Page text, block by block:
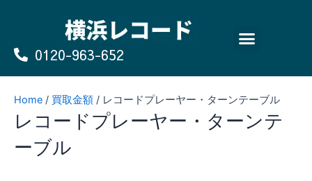
0120-963-652
Home / 買取金額 / レコードプレーヤー・ターンテーブル
レコードプレーヤー・ターンテ
ーブル
by
price:
to